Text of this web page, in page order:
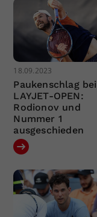
18.09.2023
Paukenschlag bei
LAYJET-OPEN:
Rodionov und
Nummer 1
ausgeschieden